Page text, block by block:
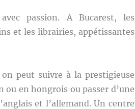
passion. A Bucarest, les
et les librairies, appétissantes
peut suivre à la prestigieuse
en hongrois ou passer d’une
et l’allemand. Un centre